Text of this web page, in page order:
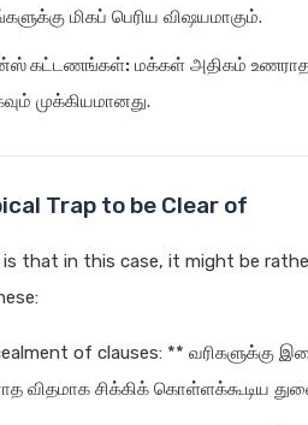
மிகப் பெரிய விஷயமாகும்.
கட்டணங்கள்: மக்கள் அதிகம்
முக்கியமானது.
Trap to be Clear of
that in this case, it might be
of clauses: ** வரிகளுக்கு
விதமாக சிக்கிக் கொள்ளக்கூடிய